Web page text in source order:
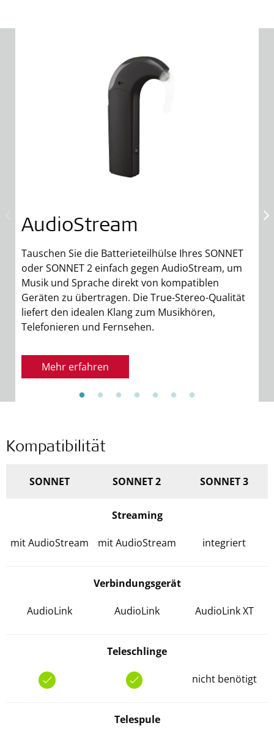
AudioStream
Tauschen Sie die Batterieteilhülse Ihres SONNET
oder SONNET 2 einfach gegen AudioStream, um
Musik und Sprache direkt von kompatiblen
Geräten zu übertragen. Die True-Stereo-Qualität
liefert den idealen Klang zum Musikhören,
Telefonieren und Fernsehen.
Mehr erfahren
Kompatibilität
SONNET SONNET 2 SONNET 3
Streaming
mit AudioStream mit AudioStream integriert
Verbindungsgerät
AudioLink AudioLink AudioLink XT
Teleschlinge
nicht benötigt
Telespule